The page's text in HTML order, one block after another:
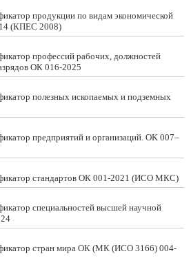
продукции по видам экономической
(КПЕС 2008)
профессий рабочих, должностей
ОК 016-2025
полезных ископаемых и подземных
предприятий и организаций. ОК 007–
стандартов ОК 001-2021 (ИСО МКС)
специальностей высшей научной
стран мира ОК (МК (ИСО 3166) 004-